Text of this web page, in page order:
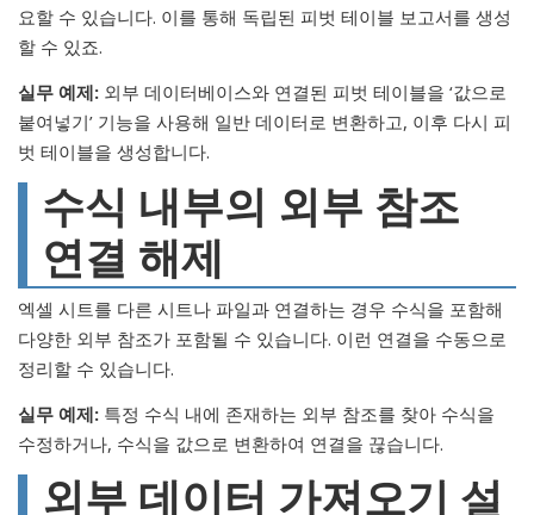
요할 수 있습니다. 이를 통해 독립된 피벗 테이블 보고서를 생성
할 수 있죠.
실무 예제: 외부 데이터베이스와 연결된 피벗 테이블을 ‘값으로
붙여넣기’ 기능을 사용해 일반 데이터로 변환하고, 이후 다시 피
벗 테이블을 생성합니다.
수식 내부의 외부 참조
연결 해제
엑셀 시트를 다른 시트나 파일과 연결하는 경우 수식을 포함해
다양한 외부 참조가 포함될 수 있습니다. 이런 연결을 수동으로
정리할 수 있습니다.
실무 예제: 특정 수식 내에 존재하는 외부 참조를 찾아 수식을
수정하거나, 수식을 값으로 변환하여 연결을 끊습니다.
외부 데이터 가져오기 설